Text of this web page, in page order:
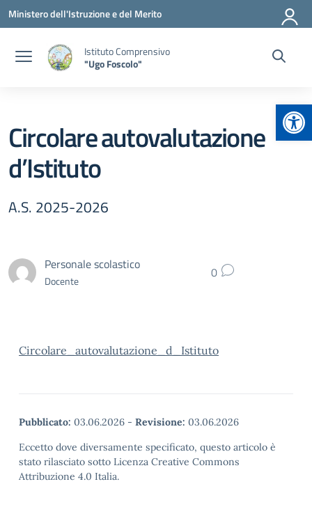
Vai ai contenuti
Vai al menu di navigazione
Vai al footer
Ministero dell'Istruzione e del Merito
Istituto Comprensivo
"Ugo Foscolo"
Circolare autovalutazione
d’Istituto
A.S. 2025-2026
Personale scolastico
Docente 0
Circolare_autovalutazione_d_Istituto
Pubblicato: 03.06.2026 - Revisione: 03.06.2026
Eccetto dove diversamente specificato, questo articolo è
stato rilasciato sotto Licenza Creative Commons
Attribuzione 4.0 Italia.